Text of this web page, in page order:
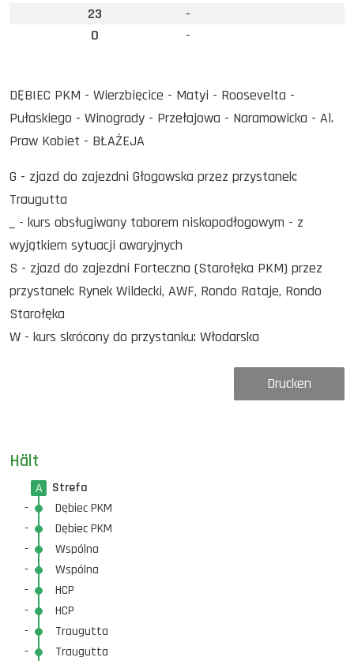
Hält
A
Strefa
-
Dębiec PKM
-
Dębiec PKM
-
Wspólna
-
Wspólna
-
HCP
-
HCP
-
Traugutta
-
Traugutta
23
-
0
-
DĘBIEC PKM - Wierzbięcice - Matyi - Roosevelta -
Pułaskiego - Winogrady - Przełajowa - Naramowicka - Al.
Praw Kobiet - BŁAŻEJA
G - zjazd do zajezdni Głogowska przez przystanek:
Traugutta
_ - kurs obsługiwany taborem niskopodłogowym - z
wyjątkiem sytuacji awaryjnych
S - zjazd do zajezdni Forteczna (Starołęka PKM) przez
przystanek: Rynek Wildecki, AWF, Rondo Rataje, Rondo
Starołęka
W - kurs skrócony do przystanku: Włodarska
Drucken